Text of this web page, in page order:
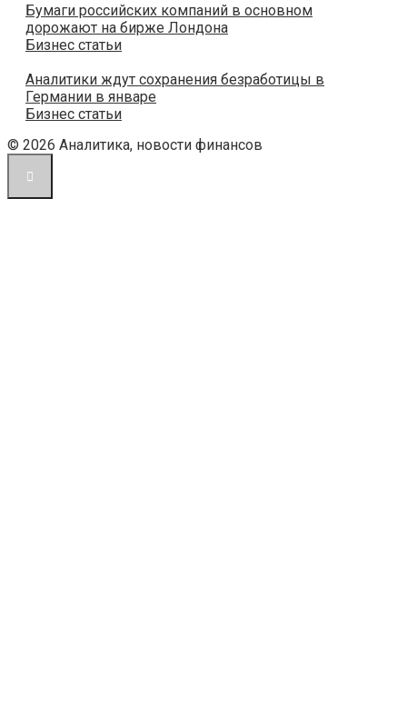
Бумаги российских компаний в основном
дорожают на бирже Лондона
Бизнес статьи
Аналитики ждут сохранения безработицы в
Германии в январе
Бизнес статьи
© 2026 Аналитика, новости финансов